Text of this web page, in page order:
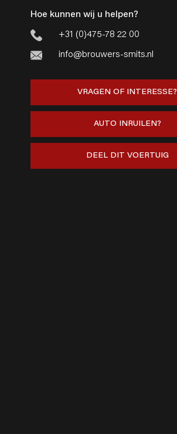
Hoe kunnen wij u helpen?
+31 (0)475-78 22 00
info@brouwers-smits.nl
VRAGEN OF INTERESSE?
AUTO INRUILEN?
DEEL DIT VOERTUIG